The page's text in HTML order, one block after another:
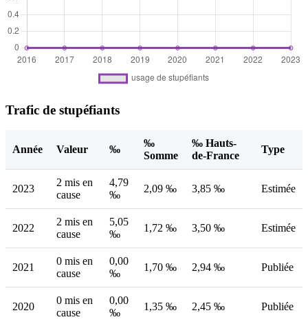
Trafic de stupéfiants
Année Valeur ‰
‰
Somme
‰ Hauts-
de-France
Type
2023
2 mis en
cause
4,79
‰
2,09 ‰ 3,85 ‰ Estimée
2022
2 mis en
cause
5,05
‰
1,72 ‰ 3,50 ‰ Estimée
2021
0 mis en
cause
0,00
‰
1,70 ‰ 2,94 ‰ Publiée
2020
0 mis en
cause
0,00
‰
1,35 ‰ 2,45 ‰ Publiée